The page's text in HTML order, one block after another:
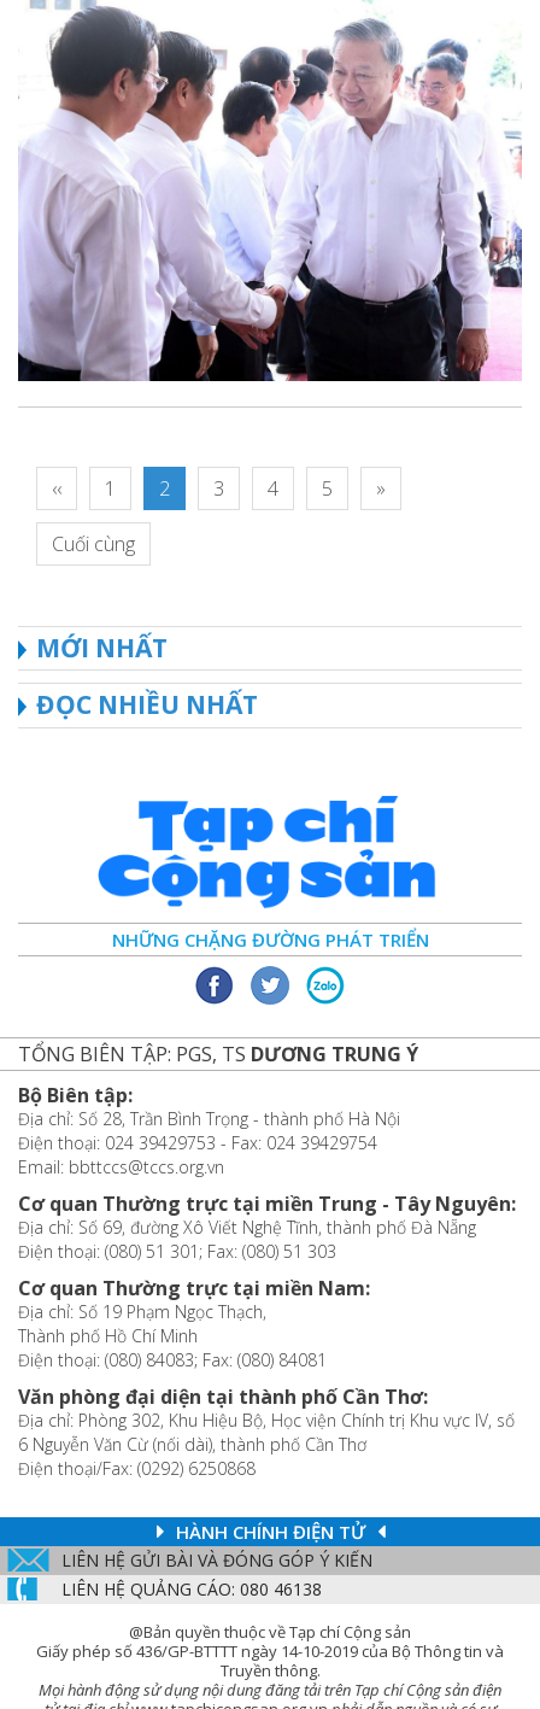
‹‹ 1 2 3 4 5 »
Cuối cùng
MỚI NHẤT
ĐỌC NHIỀU NHẤT
NHỮNG CHẶNG ĐƯỜNG PHÁT TRIỂN
TỔNG BIÊN TẬP: PGS, TS DƯƠNG TRUNG Ý
Bộ Biên tập:
Địa chỉ: Số 28, Trần Bình Trọng - thành phố Hà Nội
Điện thoại: 024 39429753 - Fax: 024 39429754
Email: bbttccs@tccs.org.vn
Cơ quan Thường trực tại miền Trung - Tây Nguyên:
Địa chỉ: Số 69, đường Xô Viết Nghệ Tĩnh, thành phố Đà Nẵng
Điện thoại: (080) 51 301; Fax: (080) 51 303
Cơ quan Thường trực tại miền Nam:
Địa chỉ: Số 19 Phạm Ngọc Thạch,
Thành phố Hồ Chí Minh
Điện thoại: (080) 84083; Fax: (080) 84081
Văn phòng đại diện tại thành phố Cần Thơ:
Địa chỉ: Phòng 302, Khu Hiệu Bộ, Học viện Chính trị Khu vực IV, số
6 Nguyễn Văn Cừ (nối dài), thành phố Cần Thơ
Điện thoại/Fax: (0292) 6250868
HÀNH CHÍNH ĐIỆN TỬ
LIÊN HỆ GỬI BÀI VÀ ĐÓNG GÓP Ý KIẾN
LIÊN HỆ QUẢNG CÁO: 080 46138
@Bản quyền thuộc về Tạp chí Cộng sản
Giấy phép số 436/GP-BTTTT ngày 14-10-2019 của Bộ Thông tin và
Truyền thông.
Mọi hành động sử dụng nội dung đăng tải trên Tạp chí Cộng sản điện